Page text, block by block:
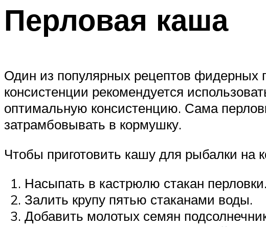
Перловая каша
Один из популярных рецептов фидерных
консистенции рекомендуется
оптимальную консистенцию. Сама
затрамбовывать в кормушку.
Чтобы приготовить кашу для рыбалки на
Насыпать в кастрюлю стакан перловки.
Залить крупу пятью стаканами воды.
Добавить молотых семян